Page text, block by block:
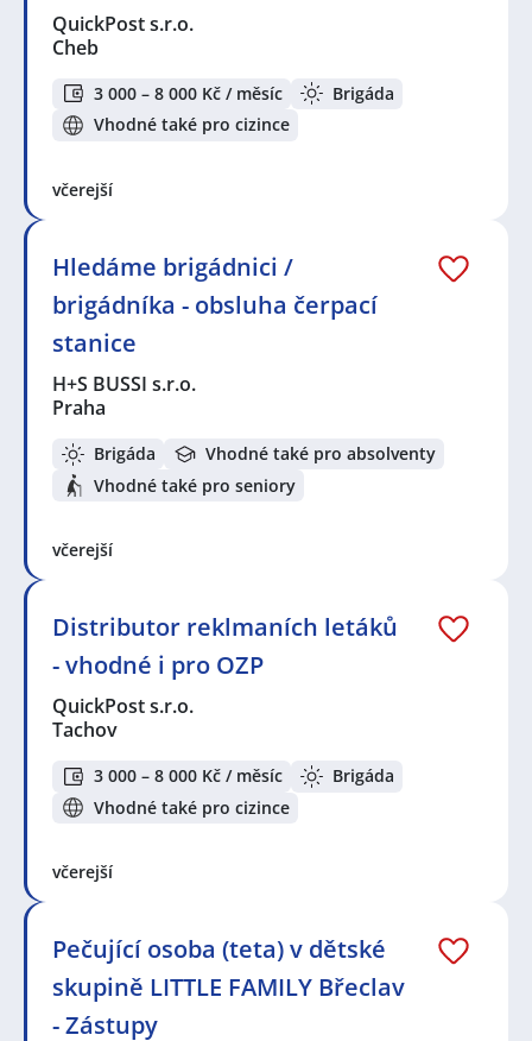
QuickPost s.r.o.
Cheb
3 000 – 8 000 Kč / měsíc
Brigáda
Vhodné také pro cizince
včerejší
Hledáme brigádnici /
brigádníka - obsluha čerpací
stanice
H+S BUSSI s.r.o.
Praha
Brigáda
Vhodné také pro absolventy
Vhodné také pro seniory
včerejší
Distributor reklmaních letáků
- vhodné i pro OZP
QuickPost s.r.o.
Tachov
3 000 – 8 000 Kč / měsíc
Brigáda
Vhodné také pro cizince
včerejší
Pečující osoba (teta) v dětské
skupině LITTLE FAMILY Břeclav
- Zástupy